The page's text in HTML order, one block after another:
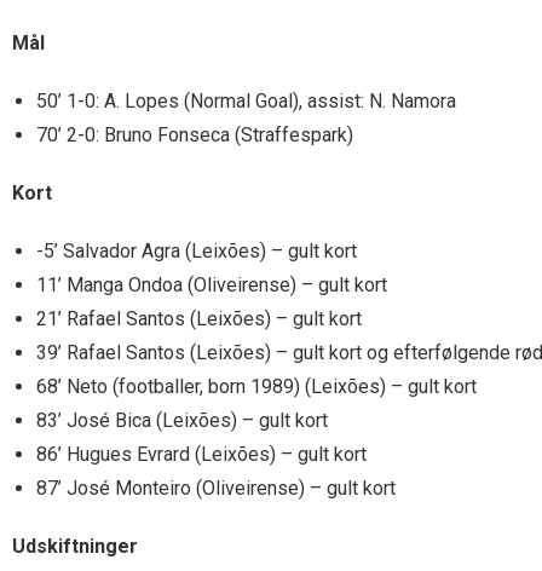
Mål
50’ 1-0: A. Lopes (Normal Goal), assist: N. Namora
70’ 2-0: Bruno Fonseca (Straffespark)
Kort
-5’ Salvador Agra (Leixões) – gult kort
11’ Manga Ondoa (Oliveirense) – gult kort
21’ Rafael Santos (Leixões) – gult kort
39’ Rafael Santos (Leixões) – gult kort og efterfølgende
68’ Neto (footballer, born 1989) (Leixões) – gult kort
83’ José Bica (Leixões) – gult kort
86’ Hugues Evrard (Leixões) – gult kort
87’ José Monteiro (Oliveirense) – gult kort
Udskiftninger